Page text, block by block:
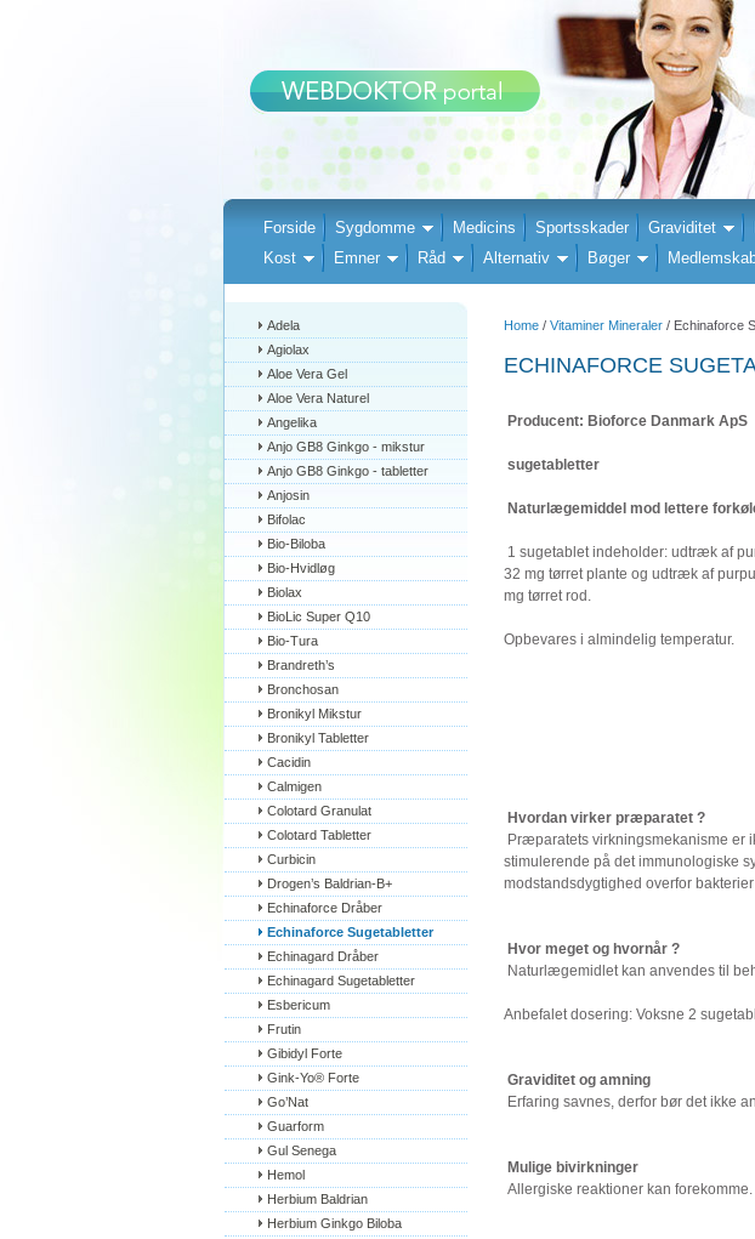
Forside Sygdomme Medicins Sportsskader Graviditet
Kost
Emner Råd Alternativ Bøger
Adela
Agiolax
Aloe Vera Gel
Aloe Vera Naturel
Angelika
Anjo GB8 Ginkgo - mikstur
Anjo GB8 Ginkgo - tabletter
Anjosin
Bifolac
Bio-Biloba
Bio-Hvidløg
Biolax
BioLic Super Q10
Bio-Tura
Brandreth’s
Bronchosan
Bronikyl Mikstur
Bronikyl Tabletter
Cacidin
Calmigen
Colotard Granulat
Colotard Tabletter
Curbicin
Drogen’s Baldrian-B+
Echinaforce Dråber
Echinaforce Sugetabletter
Echinagard Dråber
Echinagard Sugetabletter
Esbericum
Frutin
Gibidyl Forte
Gink-Yo® Forte
Go’Nat
Guarform
Gul Senega
Hemol
Herbium Baldrian
Herbium Ginkgo Biloba
Home / Vitaminer Mineraler / Echinaforce
ECHINAFORCE
Producent: Bioforce Danmark ApS
sugetabletter
Naturlægemiddel mod lettere
1 sugetablet indeholder: udtræk af
32 mg tørret plante og udtræk af
mg tørret rod.
Opbevares i almindelig temperatur.
Hvordan virker præparatet ?
Præparatets virkningsmekanisme er
stimulerende på det immunologiske
modstandsdygtighed overfor
Hvor meget og hvornår ?
Naturlægemidlet kan anvendes til
Anbefalet dosering: Voksne 2
Graviditet og amning
Erfaring savnes, derfor bør det ikke
Mulige bivirkninger
Allergiske reaktioner kan forekomme.